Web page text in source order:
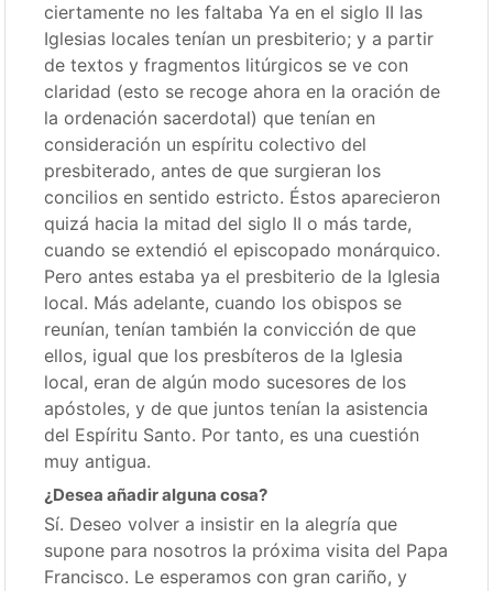
ciertamente no les faltaba Ya en el siglo II las
Iglesias locales tenían un presbiterio; y a partir
de textos y fragmentos litúrgicos se ve con
claridad (esto se recoge ahora en la oración de
la ordenación sacerdotal) que tenían en
consideración un espíritu colectivo del
presbiterado, antes de que surgieran los
concilios en sentido estricto. Éstos aparecieron
quizá hacia la mitad del siglo II o más tarde,
cuando se extendió el episcopado monárquico.
Pero antes estaba ya el presbiterio de la Iglesia
local. Más adelante, cuando los obispos se
reunían, tenían también la convicción de que
ellos, igual que los presbíteros de la Iglesia
local, eran de algún modo sucesores de los
apóstoles, y de que juntos tenían la asistencia
del Espíritu Santo. Por tanto, es una cuestión
muy antigua.
¿Desea añadir alguna cosa?
Sí. Deseo volver a insistir en la alegría que
supone para nosotros la próxima visita del Papa
Francisco. Le esperamos con gran cariño, y